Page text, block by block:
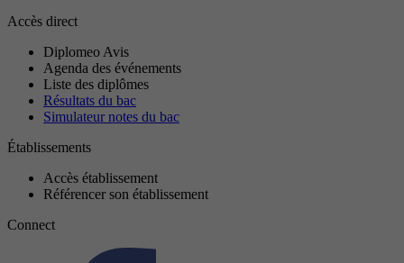
Accès direct
Diplomeo Avis
Agenda des événements
Liste des diplômes
Résultats du bac
Simulateur notes du bac
Établissements
Accès établissement
Référencer son établissement
Connect